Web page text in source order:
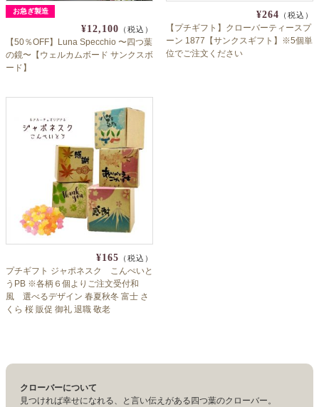
お急ぎ製造
¥12,100 （税込）
【50％OFF】Luna Specchio 〜四つ葉
の鏡〜【ウェルカムボード サンクスボ
ード】
¥264 （税込）
【プチギフト】クローバーティースプ
ーン 1877【サンクスギフト】※5個単
位でご注文ください
¥165 （税込）
プチギフト ジャポネスク こんぺいと
うPB ※各柄６個よりご注文受付和
風 選べるデザイン 春夏秋冬 富士 さ
くら 桜 販促 御礼 退職 敬老
クローバーについて
見つければ幸せになれる、と言い伝えがある四つ葉のクローバー。